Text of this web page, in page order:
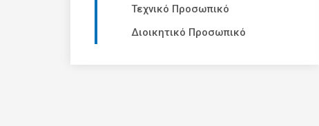
Τεχνικό Προσωπικό
Διοικητικό Προσωπικό